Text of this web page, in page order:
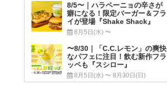
8/5〜｜ハラペーニョの辛さが
癖になる！限定バーガー＆フラ
イが登場『Shake Shack』
8月5日(水) 〜
〜8/30｜「C.C.レモン」の爽快
なパフェに注目！飲む新作フラ
ッペも『スシロー』
8月5日(水) 〜 8月30日(日)